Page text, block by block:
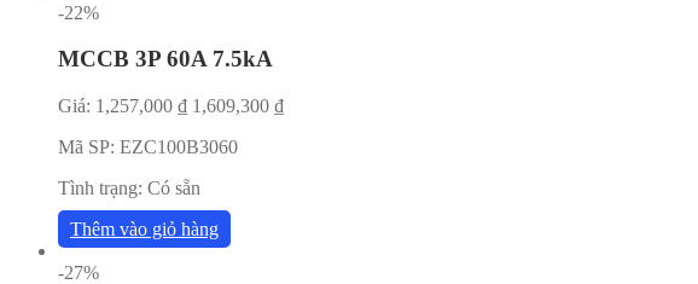
-22%
MCCB 3P 60A 7.5kA
Giá: 1,257,000 ₫ 1,609,300 ₫
Mã SP: EZC100B3060
Tình trạng: Có sẵn
Thêm vào giỏ hàng
-27%